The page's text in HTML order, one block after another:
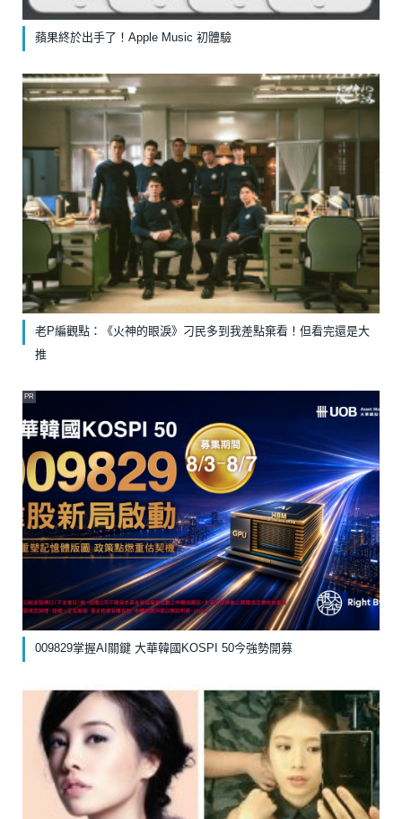
蘋果終於出手了！Apple Music 初體驗
老P編觀點：《火神的眼淚》刁民多到我差點棄看！但看完還是大
推
009829掌握AI關鍵 大華韓國KOSPI 50今強勢開募
PR